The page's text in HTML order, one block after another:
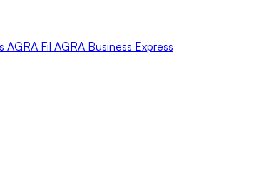
AGRA Fil AGRA Business Express